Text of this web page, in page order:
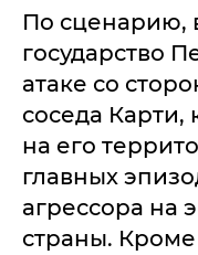
По
государство
атаке со
соседа Карти,
на его
главных
агрессора на
страны. Кроме